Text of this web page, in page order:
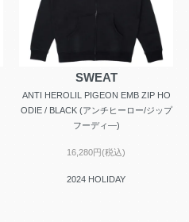
SWEAT
ANTI HEROLIL PIGEON EMB ZIP HO
ODIE / BLACK (アンチヒーロー/ジップ
フーディ―)
16,280円(税込)
2024 HOLIDAY